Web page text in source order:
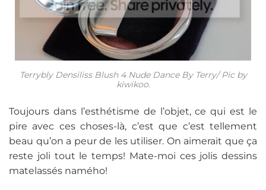
Terrybly Densiliss Blush 4 Nude Dance By Terry/ Pic by
kiwikoo.
Toujours dans l’esthétisme de l’objet, ce qui est le
pire avec ces choses-là, c’est que c’est tellement
beau qu’on a peur de les utiliser. On aimerait que ça
reste joli tout le temps! Mate-moi ces jolis dessins
matelassés namého!